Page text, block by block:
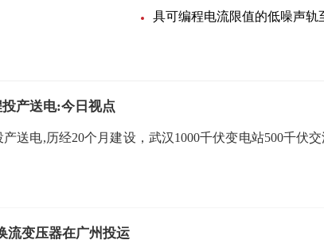
具可编程电流限值的低噪声轨
产送电:今日视点
送电,历经20个月建设，武汉1000千伏变电站500千伏
流变压器在广州投运